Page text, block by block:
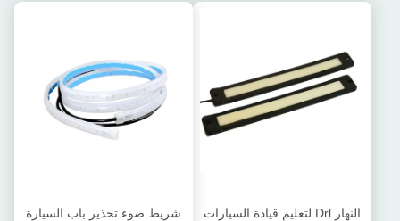
النهار Drl لتعليم قيادة السيارات
شريط ضوء تحذير باب السيارة